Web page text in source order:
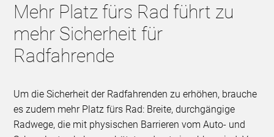
Mehr Platz fürs Rad führt zu
mehr Sicherheit für
Radfahrende
Um die Sicherheit der Radfahrenden zu erhöhen, brauche
es zudem mehr Platz fürs Rad: Breite, durchgängige
Radwege, die mit physischen Barrieren vom Auto- und